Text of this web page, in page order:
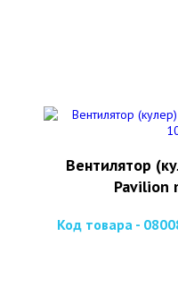
Вентилятор
Pavilion
Код товара -